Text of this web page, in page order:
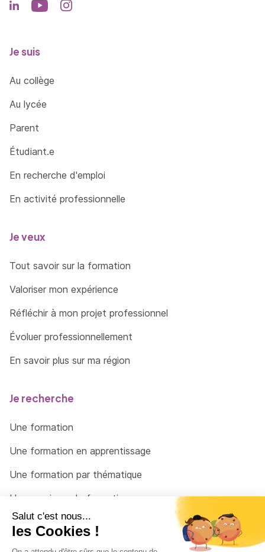
Je suis
Au collège
Au lycée
Parent
Étudiant.e
En recherche d'emploi
En activité professionnelle
Je veux
Tout savoir sur la formation
Valoriser mon expérience
Réfléchir à mon projet professionnel
Évoluer professionnellement
En savoir plus sur ma région
Je recherche
Une formation
Une formation en apprentissage
Une formation par thématique
Un organisme de formation
Un conseiller